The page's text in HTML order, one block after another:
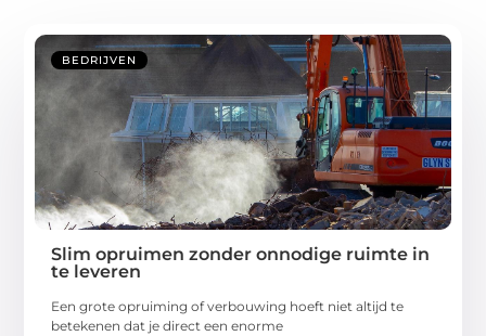
BEDRIJVEN
Slim opruimen zonder onnodige ruimte in
te leveren
Een grote opruiming of verbouwing hoeft niet altijd te
betekenen dat je direct een enorme